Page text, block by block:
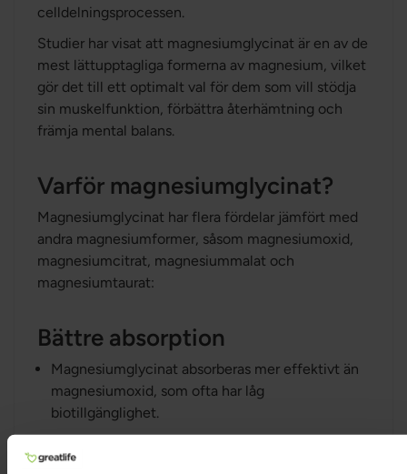
celldelningsprocessen.
Studier har visat att magnesiumglycinat är en av de
mest lättupptagliga formerna av magnesium, vilket
gör det till ett optimalt val för dem som vill stödja
sin muskelfunktion, förbättra återhämtning och
främja mental balans.
Varför magnesiumglycinat?
Magnesiumglycinat har flera fördelar jämfört med
andra magnesiumformer, såsom magnesiumoxid,
magnesiumcitrat, magnesiummalat och
magnesiumtaurat:
Bättre absorption
Magnesiumglycinat absorberas mer effektivt än
magnesiumoxid, som ofta har låg
biotillgänglighet.
av kroppen utan att orsaka magbesvär.